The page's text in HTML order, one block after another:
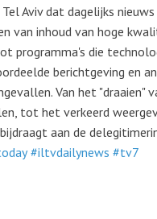
Aviv dat dagelijks
van inhoud van hoge
programma's die
berichtgeving en
Van het "draaien"
tot het verkeerd
aan de
#iltvdailynews #tv7